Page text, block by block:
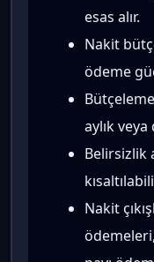
esas alır.
Nakit
ödeme
aylık
Belirsizlik
Nakit